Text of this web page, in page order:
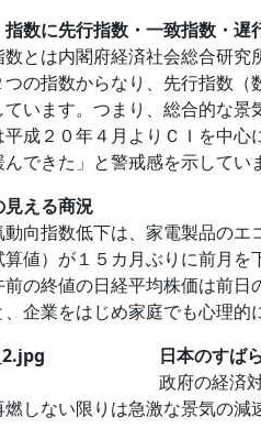
指数に先行指数・一致指数・遅
とは内閣府経済社会総合研
つの指数からなり、先行指数
ています。つまり、総合的な景
平成２０年４月よりＣＩを中
できた」と警戒感を示してい
える商況
動向指数低下は、家電製品の
算値）が１５カ月ぶりに前月
前の終値の日経平均株価は前
企業をはじめ家庭でも心理的
日本のすば
政府の経済
しない限りは急激な景気の減